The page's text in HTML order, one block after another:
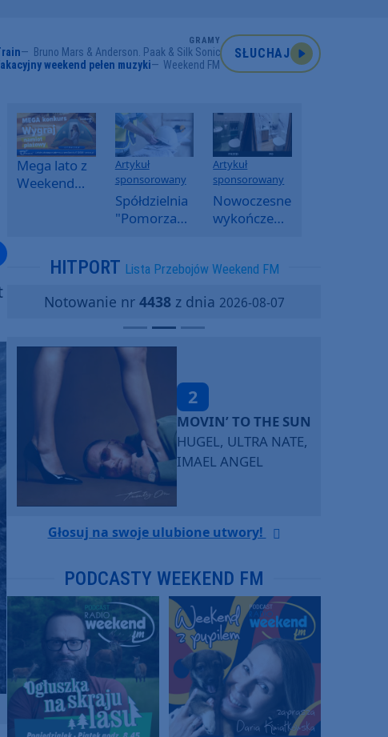
GRAMY
Bruno Mars & Anderson. Paak & Silk Sonic
weekend pełen muzyki
Weekend FM
SŁUCHAJ
Mega lato z
Weekend
Artykuł
sponsorowany
Spółdzielnia
"Pomorzanka"
informuje o
i ofertach
najmu
Artykuł
sponsorowany
Nowoczesne
wykończenia
SPC, WPC i
kamienny
HITPORT Lista Przebojów Weekend FM
Notowanie nr 4438z dnia 2026-08-07
2
MOVIN’ TO THE SUN
HUGEL, ULTRA NATE,
IMAEL ANGEL
Głosuj na swoje ulubione utwory!
PODCASTY WEEKEND FM